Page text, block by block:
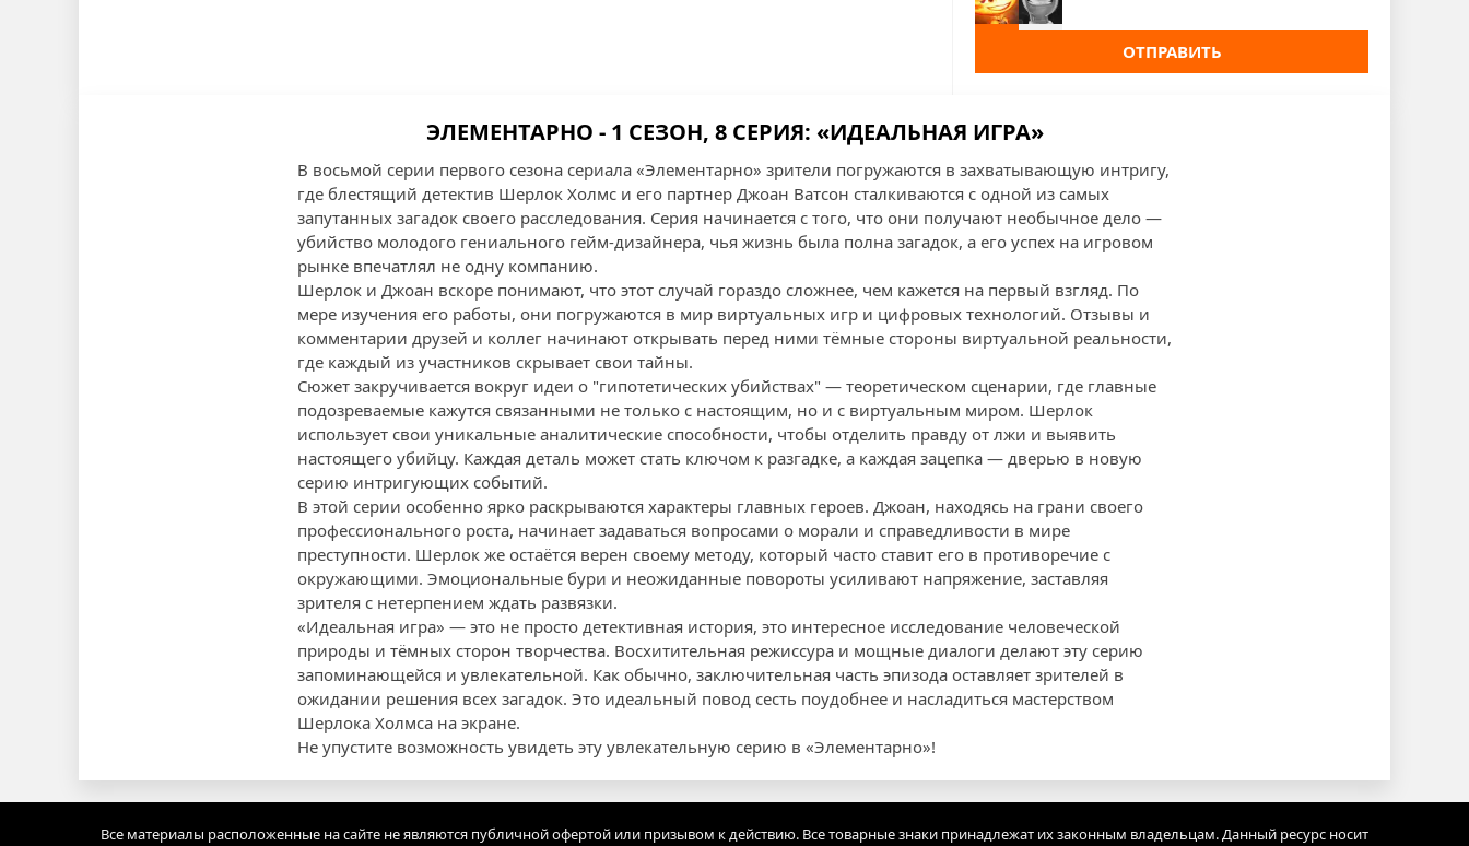
ОТПРАВИТЬ
ЭЛЕМЕНТАРНО - 1 СЕЗОН, 8 СЕРИЯ: «ИДЕАЛЬНАЯ ИГРА»
В восьмой серии первого сезона сериала «Элементарно» зрители погружаются в захватывающую интригу,
где блестящий детектив Шерлок Холмс и его партнер Джоан Ватсон сталкиваются с одной из самых
запутанных загадок своего расследования. Серия начинается с того, что они получают необычное дело —
убийство молодого гениального гейм-дизайнера, чья жизнь была полна загадок, а его успех на игровом
рынке впечатлял не одну компанию.
Шерлок и Джоан вскоре понимают, что этот случай гораздо сложнее, чем кажется на первый взгляд. По
мере изучения его работы, они погружаются в мир виртуальных игр и цифровых технологий. Отзывы и
комментарии друзей и коллег начинают открывать перед ними тёмные стороны виртуальной реальности,
где каждый из участников скрывает свои тайны.
Сюжет закручивается вокруг идеи о "гипотетических убийствах" — теоретическом сценарии, где главные
подозреваемые кажутся связанными не только с настоящим, но и с виртуальным миром. Шерлок
использует свои уникальные аналитические способности, чтобы отделить правду от лжи и выявить
настоящего убийцу. Каждая деталь может стать ключом к разгадке, а каждая зацепка — дверью в новую
серию интригующих событий.
В этой серии особенно ярко раскрываются характеры главных героев. Джоан, находясь на грани своего
профессионального роста, начинает задаваться вопросами о морали и справедливости в мире
преступности. Шерлок же остаётся верен своему методу, который часто ставит его в противоречие с
окружающими. Эмоциональные бури и неожиданные повороты усиливают напряжение, заставляя
зрителя с нетерпением ждать развязки.
«Идеальная игра» — это не просто детективная история, это интересное исследование человеческой
природы и тёмных сторон творчества. Восхитительная режиссура и мощные диалоги делают эту серию
запоминающейся и увлекательной. Как обычно, заключительная часть эпизода оставляет зрителей в
ожидании решения всех загадок. Это идеальный повод сесть поудобнее и насладиться мастерством
Шерлока Холмса на экране.
Не упустите возможность увидеть эту увлекательную серию в «Элементарно»!
Все материалы расположенные на сайте не являются публичной офертой или призывом к действию. Все товарные знаки принадлежат их законным владельцам. Данный ресурс носит